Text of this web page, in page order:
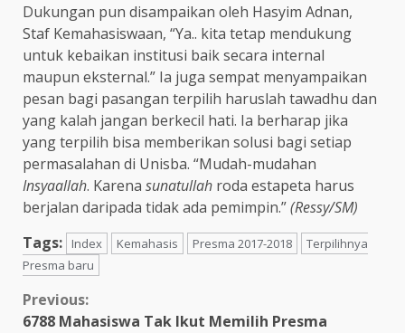
Dukungan pun disampaikan oleh Hasyim Adnan,
Staf Kemahasiswaan, “Ya.. kita tetap mendukung
untuk kebaikan institusi baik secara internal
maupun eksternal.” Ia juga sempat menyampaikan
pesan bagi pasangan terpilih haruslah tawadhu dan
yang kalah jangan berkecil hati. Ia berharap jika
yang terpilih bisa memberikan solusi bagi setiap
permasalahan di Unisba. “Mudah-mudahan
Insyaallah. Karena sunatullah roda estapeta harus
berjalan daripada tidak ada pemimpin.”(Ressy/SM)
Tags:
Index Kemahasis Presma 2017-2018
Terpilihnya
Presma baru
Previous:
6788 Mahasiswa Tak Ikut Memilih Presma